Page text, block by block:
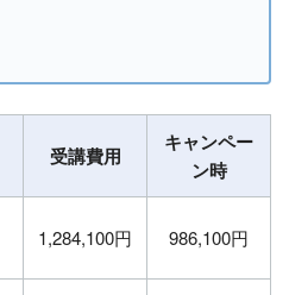
受講費用
キャンペー
ン時
1,284,100円 986,100円